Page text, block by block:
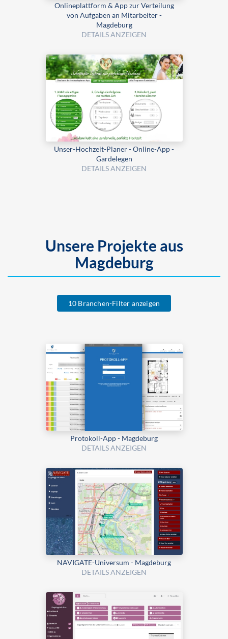
Onlineplattform & App zur Verteilung
von Aufgaben an Mitarbeiter -
Magdeburg
DETAILS ANZEIGEN
Unser-Hochzeit-Planer - Online-App -
Gardelegen
DETAILS ANZEIGEN
Unsere Projekte aus
Magdeburg
10 Branchen-Filter anzeigen
Protokoll-App - Magdeburg
DETAILS ANZEIGEN
NAVIGATE-Universum - Magdeburg
DETAILS ANZEIGEN